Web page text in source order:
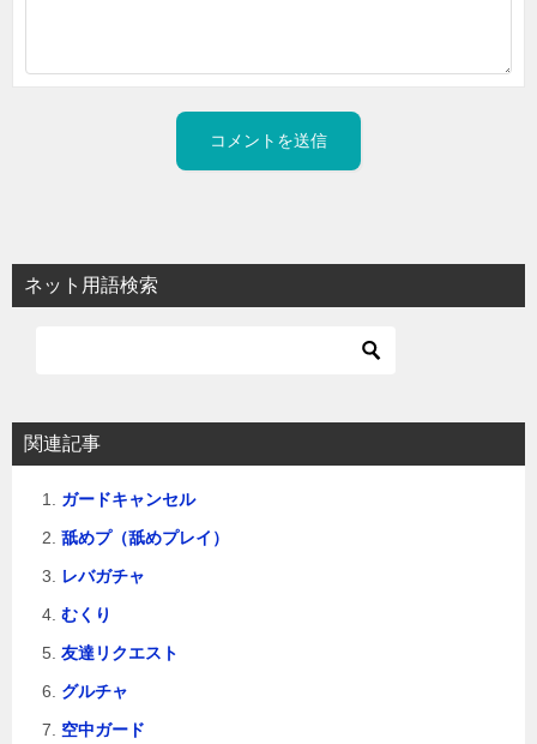
ネット用語検索
関連記事
ガードキャンセル
舐めプ（舐めプレイ）
レバガチャ
むくり
友達リクエスト
グルチャ
空中ガード